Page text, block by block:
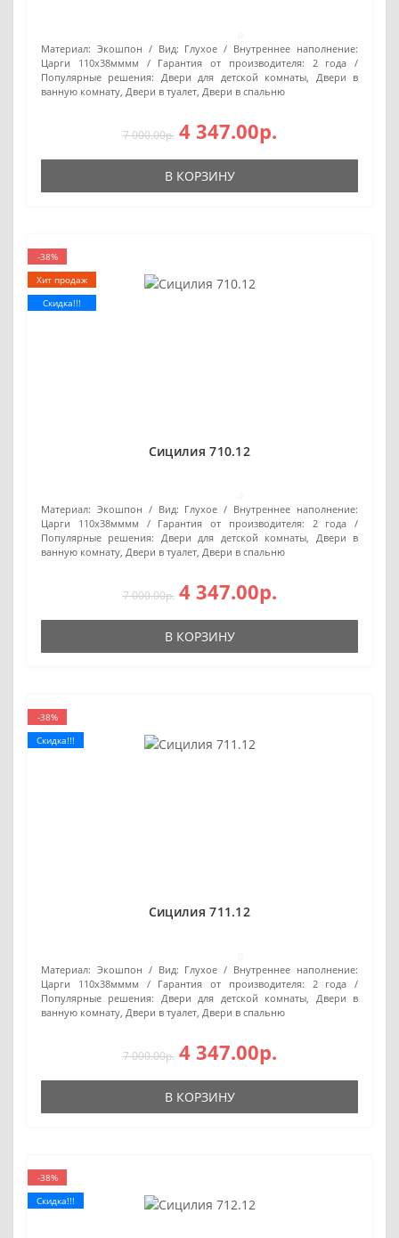
Материал: Экошпон Вид: Глухое
Внутреннее наполнение:
Царги 110х38мммм
Гарантия от производителя:
2 года
Популярные решения:
Двери для детской комнаты, Двери в
ванную комнату, Двери в туалет, Двери в спальню
7 000.00р. 4 347.00р.
В КОРЗИНУ
-38%
Хит продаж
Скидка!!!
Сицилия 710.12
Материал: Экошпон Вид: Глухое
Внутреннее наполнение:
Царги 110х38мммм
Гарантия от производителя:
2 года
Популярные решения:
Двери для детской комнаты, Двери в
ванную комнату, Двери в туалет, Двери в спальню
7 000.00р. 4 347.00р.
В КОРЗИНУ
-38%
Скидка!!!
Сицилия 711.12
Материал: Экошпон Вид: Глухое
Внутреннее наполнение:
Царги 110х38мммм
Гарантия от производителя:
2 года
Популярные решения:
Двери для детской комнаты, Двери в
ванную комнату, Двери в туалет, Двери в спальню
7 000.00р. 4 347.00р.
В КОРЗИНУ
-38%
Скидка!!!